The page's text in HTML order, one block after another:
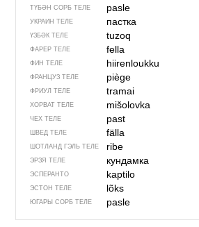
ТҮБӘН СОРБ ТЕЛЕ pasle
УКРАИН ТЕЛЕ пастка
ҮЗБӘК ТЕЛЕ tuzoq
ФАРЕР ТЕЛЕ fella
ФИН ТЕЛЕ hiirenloukku
ФРАНЦУЗ ТЕЛЕ piège
ФРИУЛ ТЕЛЕ tramai
ХОРВАТ ТЕЛЕ mišolovka
ЧЕХ ТЕЛЕ past
ШВЕД ТЕЛЕ fälla
ШОТЛАНД ГЭЛЬ ТЕЛЕ ribe
ЭРЗЯ ТЕЛЕ кундамка
ЭСПЕРАНТО kaptilo
ЭСТОН ТЕЛЕ lõks
ЮГАРЫ СОРБ ТЕЛЕ pasle